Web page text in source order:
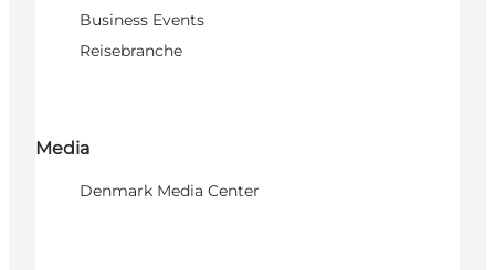
Business Events
Reisebranche
Media
Denmark Media Center